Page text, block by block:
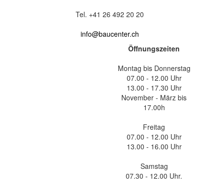
Tel. +41 26 492 20 20
info@baucenter.ch
Öffnungszeiten
Montag bis Donnerstag
07.00 - 12.00 Uhr
13.00 - 17.30 Uhr
November - März bis
17.00h
Freitag
07.00 - 12.00 Uhr
13.00 - 16.00 Uhr
Samstag
07.30 - 12.00 Uhr.